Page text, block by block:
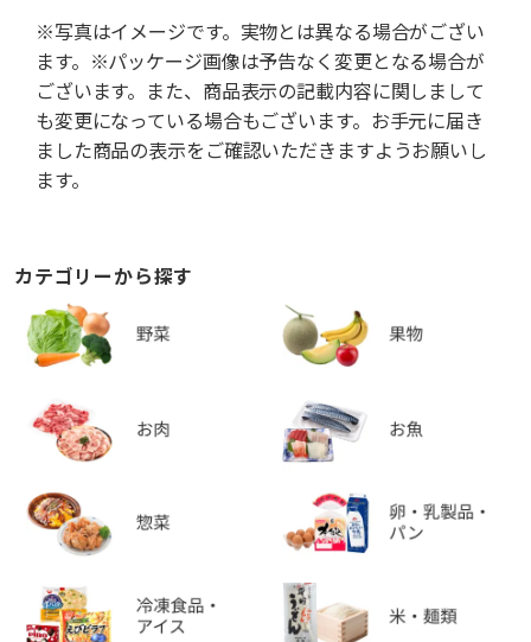
※写真はイメージです。実物とは異なる場合がござい
ます。※パッケージ画像は予告なく変更となる場合が
ございます。また、商品表示の記載内容に関しまして
も変更になっている場合もございます。お手元に届き
ました商品の表示をご確認いただきますようお願いし
ます。
カテゴリーから探す